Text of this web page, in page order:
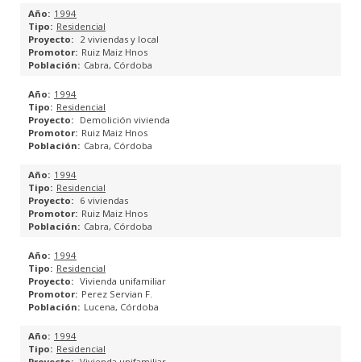
PROYECTOS DE ESTRUCTURA
PROYECTOS DE INSTALACIONES
CUMPLIMIENTO HE 2013
MEMORIAS CTE
MEDICIONES Y PRESUPUESTOS
EFICIENCIA ENERGÉTICA
CERTIFICACIÓN ENERGÉTICA
ARQUITECTURA COLABORATIVA
1994
Residencial
2 viviendas y local
Ruiz Maiz Hnos
Cabra, Córdoba
1994
Residencial
Demolición vivienda
Ruiz Maiz Hnos
Cabra, Córdoba
1994
Residencial
6 viviendas
Ruiz Maiz Hnos
Cabra, Córdoba
1994
Residencial
Vivienda unifamiliar
Perez Servian F.
Lucena, Córdoba
1994
Residencial